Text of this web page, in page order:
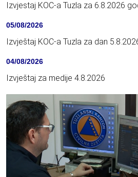
Izvjestaj KOC-a Tuzla za 6.8.2026
05/08/2026
Izvještaj KOC-a Tuzla za dan
04/08/2026
Izvještaj za medije 4.8.2026